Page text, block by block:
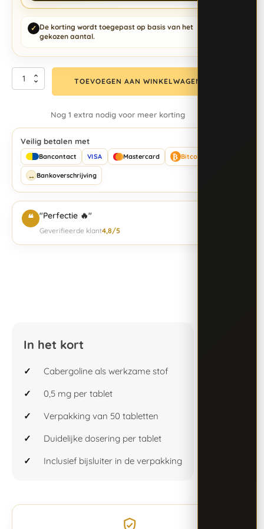
✓ De korting wordt toegepast op basis van het
gekozen aantal.
TOEVOEGEN AAN WINKELWAGEN
Nog 1 extra nodig voor meer korting
Veilig betalen met
Bancontact VISA Mastercard ₿ Bitcoin
↔Bankoverschrijving
❝ "Perfectie 🔥"
Geverifieerde klant4,8/5
In het kort
Cabergoline als werkzame stof
0,5 mg per tablet
Verpakking van 50 tabletten
Duidelijke dosering per tablet
Inclusief bijsluiter in de verpakking